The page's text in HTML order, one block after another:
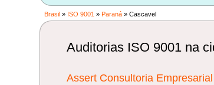
Brasil» ISO 9001 » Paraná» Cascavel
Auditorias ISO 9001 na
Assert Consultoria Empresarial